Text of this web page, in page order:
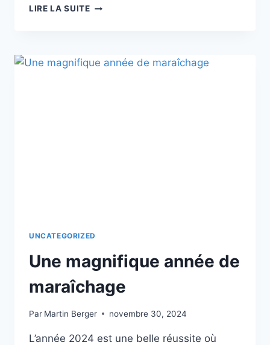
LIRE LA SUITECHALLENGE
UNCATEGORIZED
Une magnifique année de
maraîchage
Par Martin Berger novembre 30, 2024
L’année 2024 est une belle réussite où